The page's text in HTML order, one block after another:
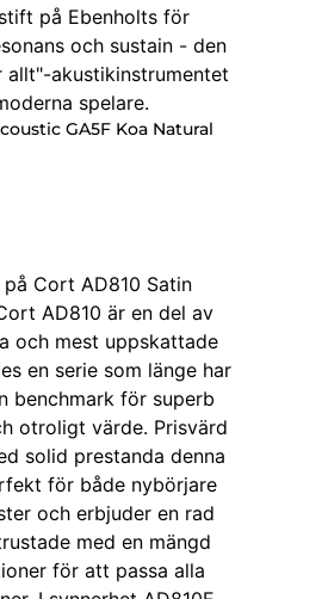
GA5F Koa Natural